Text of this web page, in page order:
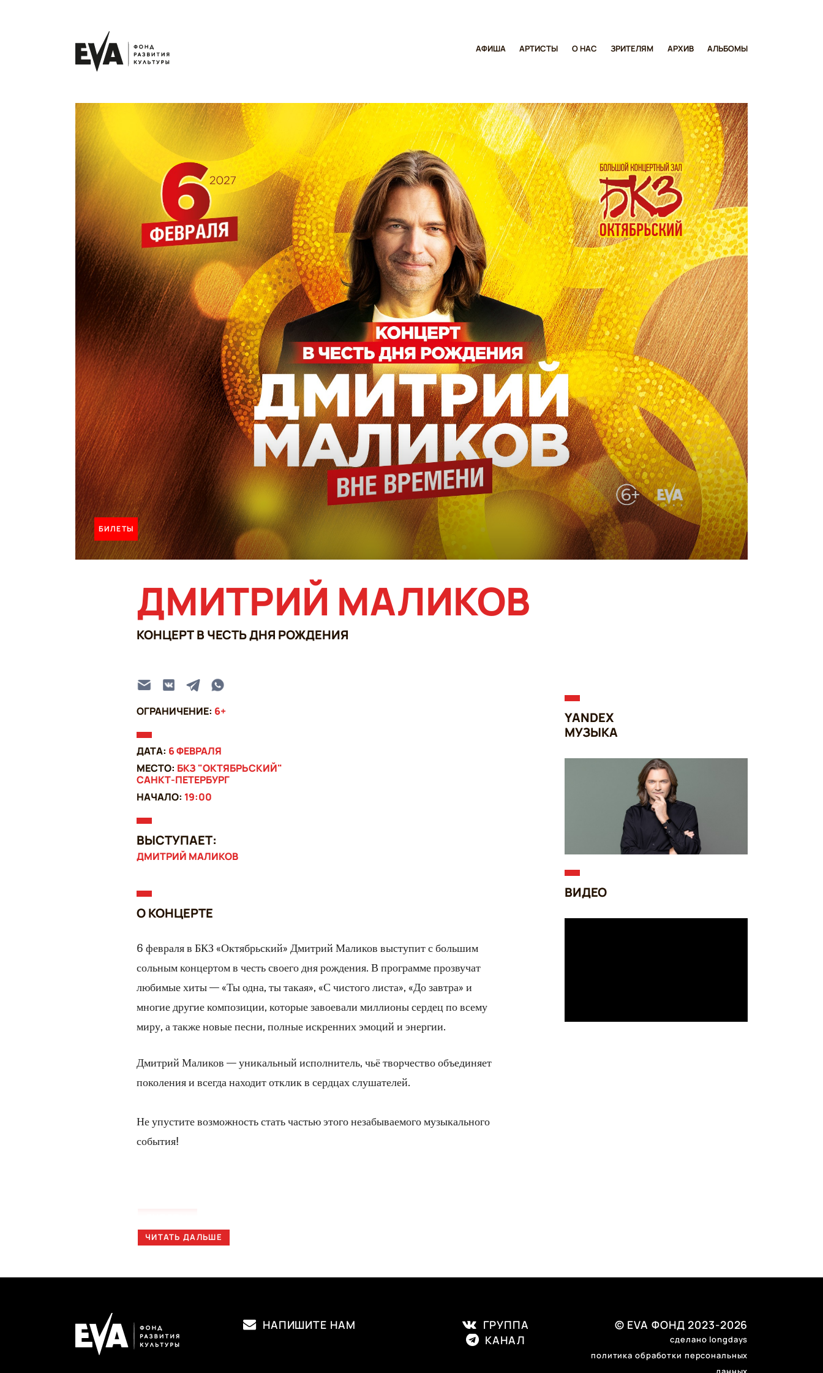
АФИША АРТИСТЫ О НАС ЗРИТЕЛЯМ АРХИВ АЛЬБОМЫ
БИЛЕТЫ
ДМИТРИЙ МАЛИКОВ
КОНЦЕРТ В ЧЕСТЬ ДНЯ РОЖДЕНИЯ
ОГРАНИЧЕНИЕ: 6+
ДАТА: 6 ФЕВРАЛЯ
МЕСТО: БКЗ "ОКТЯБРЬСКИЙ"
САНКТ-ПЕТЕРБУРГ
НАЧАЛО: 19:00
ВЫСТУПАЕТ:
ДМИТРИЙ МАЛИКОВ
О КОНЦЕРТЕ
6 февраля в БКЗ «Октябрьский» Дмитрий Маликов выступит с большим
сольным концертом в честь своего дня рождения. В программе прозвучат
любимые хиты — «Ты одна, ты такая», «С чистого листа», «До завтра» и
многие другие композиции, которые завоевали миллионы сердец по всему
миру, а также новые песни, полные искренних эмоций и энергии.
Дмитрий Маликов — уникальный исполнитель, чьё творчество объединяет
поколения и всегда находит отклик в сердцах слушателей.
Не упустите возможность стать частью этого незабываемого музыкального
события!
ЧИТАТЬ ДАЛЬШЕ
YANDEX
МУЗЫКА
ВИДЕО
© EVA ФОНД 2023-2026
сделано longdays
политика обработки персональных
ГРУППА
КАНАЛ
НАПИШИТЕ НАМ